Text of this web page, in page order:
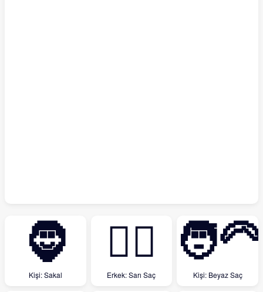
🧔
Kişi: Sakal
👱‍♂️
Erkek: Sarı Saç
🧑‍🦳
Kişi: Beyaz Saç